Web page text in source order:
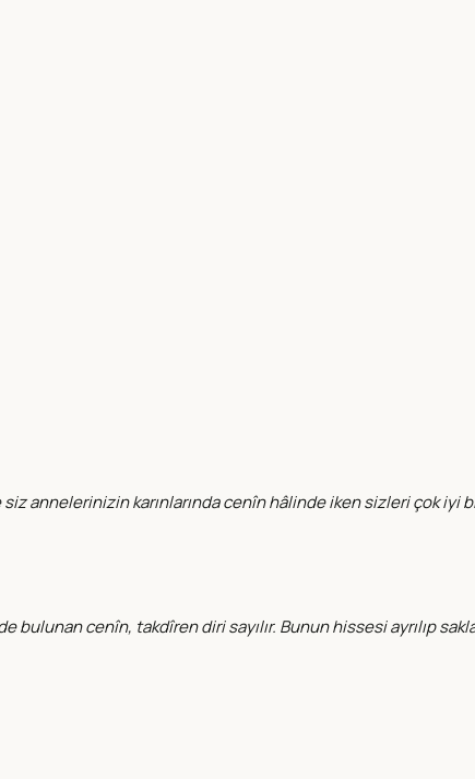
annelerinizin karınlarında cenîn hâlinde iken sizleri çok iyi
bulunan cenîn, takdîren diri sayılır. Bunun hissesi ayrılıp